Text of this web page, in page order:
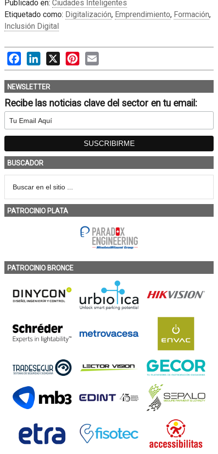
Publicado en: Ciudades Inteligentes
Etiquetado como: Digitalización, Emprendimiento, Formación,
Inclusión Digital
FacebookLinkedIn
X PinterestEmail
NEWSLETTER
Recibe las noticias clave del sector en tu email:
BUSCADOR
PATROCINIO PLATA
PATROCINIO BRONCE